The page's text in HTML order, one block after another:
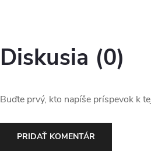
Diskusia (0)
Buďte prvý, kto napíše príspevok k
PRIDAŤ KOMENTÁR